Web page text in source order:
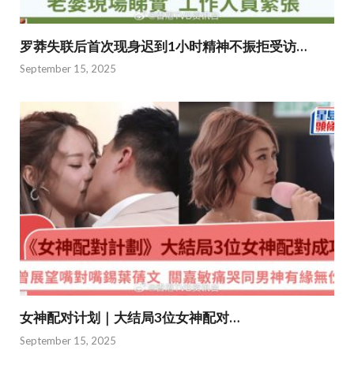
罗莽失联后首次现身迟到1小时精神不振拒受访…
September 15, 2025
女神配对计划｜大结局3位女神配对…
September 15, 2025